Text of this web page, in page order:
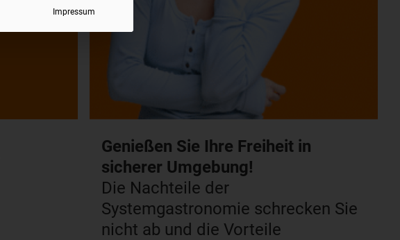
Genießen Sie Ihre Freiheit in
sicherer Umgebung!
Die Nachteile der
Systemgastronomie schrecken Sie
nicht ab und die Vorteile
Impressum